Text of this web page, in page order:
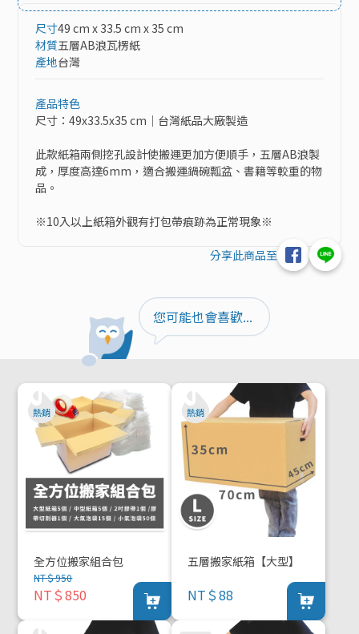
尺寸49 cm x 33.5 cm x 35 cm
材質五層AB浪瓦楞紙
產地台灣
產品特色
尺寸：49x33.5x35 cm｜台灣紙品大廠製造
此款紙箱兩側挖孔設計使搬運更加方便順手，五層AB浪製
成，厚度高達6mm，適合搬運鍋碗瓢盆、書籍等較重的物
品。
※10入以上紙箱外觀有打包帶痕跡為正常現象※
分享此商品至
您可能也會喜歡...
全方位搬家組合包
NT＄950
NT＄850
五層搬家紙箱【大型】
NT＄88